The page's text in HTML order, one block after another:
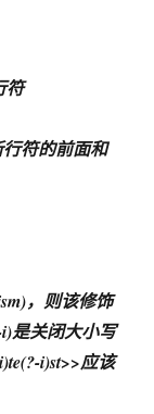
符
符的前面和
，则该修饰
是关闭大小写
i)st>>应该